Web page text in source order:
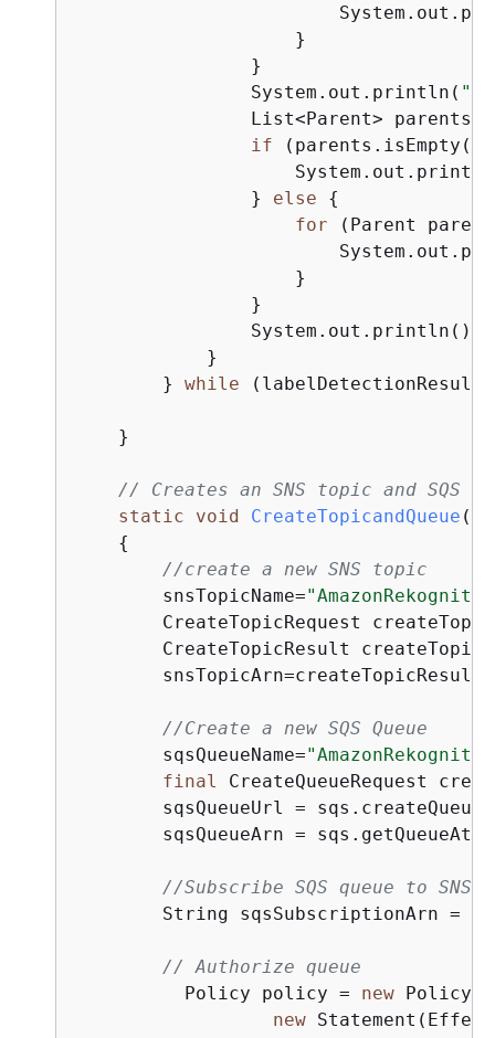
                    }
                }
                System.out.println(
"
List<Parent> parents
if
                }
else
{
for (Parent
                    }
                }
                System.out.println();
            }
        }
while (labelDetectionResult
    }
// Creates an SNS topic and SQS
static
void CreateTopicandQueue ()
{
//create a new SNS topic
        snsTopicName=
CreateTopicRequest
CreateTopicResult
//Create a new SQS Queue
        sqsQueueName=
final
CreateQueueRequest
sqsQueueUrl =
sqsQueueArn =
//Subscribe SQS queue to SNS
String sqsSubscriptionArn =
// Authorize queue
          Policy policy =
new
new